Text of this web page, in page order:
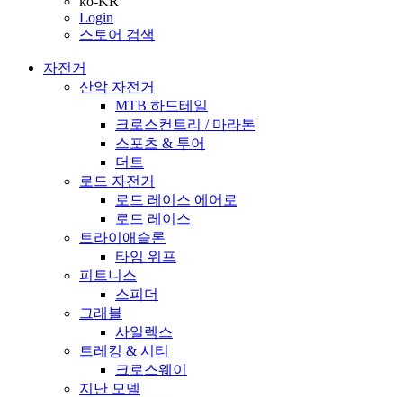
Login
스토어 검색
자전거
산악 자전거
MTB 하드테일
크로스컨트리 / 마라톤
스포츠 & 투어
더트
로드 자전거
로드 레이스 에어로
로드 레이스
트라이애슬론
타임 워프
피트니스
스피더
그래블
사일렉스
트레킹 & 시티
크로스웨이
지난 모델